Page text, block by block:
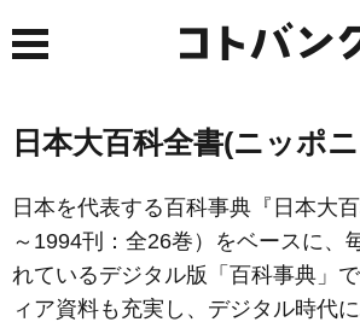
日本大百科全書(ニッポ
日本を代表する百科事典『日本大
～1994刊：全26巻）をベースに、
れているデジタル版「百科事典」
ィア資料も充実し、デジタル時代